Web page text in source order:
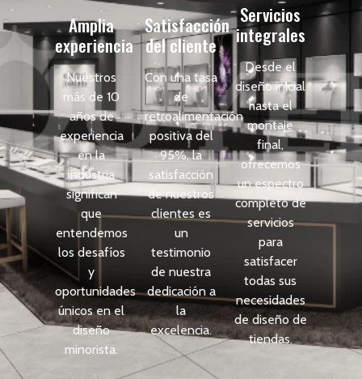
Amplia
experiencia
Nuestros
más de 10
años de
experiencia
en la
industria
significan
que
entendemos
los desafíos
y
oportunidades
únicos en el
diseño
minorista.
Satisfacción
del cliente
Con una tasa
de
retroalimentación
positiva del
95%, la
satisfacción
de nuestros
clientes es
un
testimonio
de nuestra
dedicación a
la
excelencia.
Servicios
integrales
Desde el
diseño inicial
hasta el
montaje
final,
ofrecemos
un espectro
completo de
servicios
para
satisfacer
todas sus
necesidades
de diseño de
tiendas.